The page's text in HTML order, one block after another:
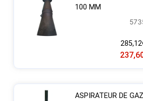
100 MM
285,12
ASPIRATEUR DE